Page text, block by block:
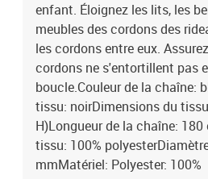
enfant. Éloignez les lits, les
meubles des cordons des
les cordons entre eux.
cordons ne s'entortillent pas
boucle.Couleur de la chaîne:
tissu: noirDimensions du
H)Longueur de la chaîne:
tissu: 100%
mmMatériel: Polyester: 100%